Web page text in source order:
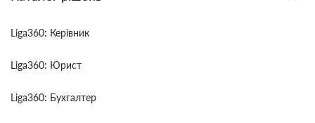
Liga360: Керівник
Liga360: Юрист
Liga360: Бухгалтер